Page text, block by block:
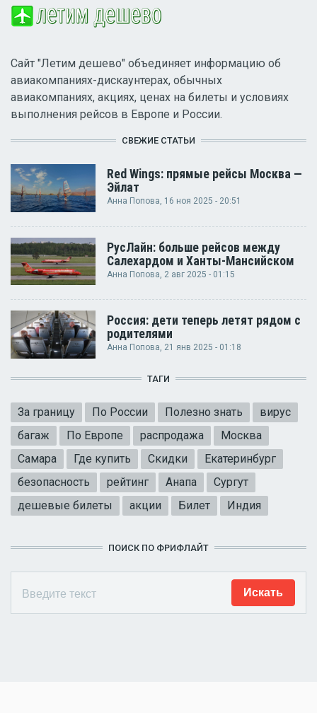
Сайт "Летим дешево" объединяет информацию об
авиакомпаниях-дискаунтерах, обычных
авиакомпаниях, акциях, ценах на билеты и условиях
выполнения рейсов в Европе и России.
СВЕЖИЕ СТАТЬИ
Red Wings: прямые рейсы Москва —
Эйлат
Анна Попова, 16 ноя 2025 - 20:51
РусЛайн: больше рейсов между
Салехардом и Ханты-Мансийском
Анна Попова , 2 авг 2025 - 01:15
Россия: дети теперь летят рядом с
родителями
Анна Попова, 21 янв 2025 - 01:18
ТАГИ
За границу По России Полезно знать
вирус
багаж
По Европе распродажа
Москва
Самара
Где купить Скидки
Екатеринбург
безопасность
рейтинг Анапа
Сургут
дешевые билеты
акции Билет Индия
ПОИСК ПО ФРИФЛАЙТ